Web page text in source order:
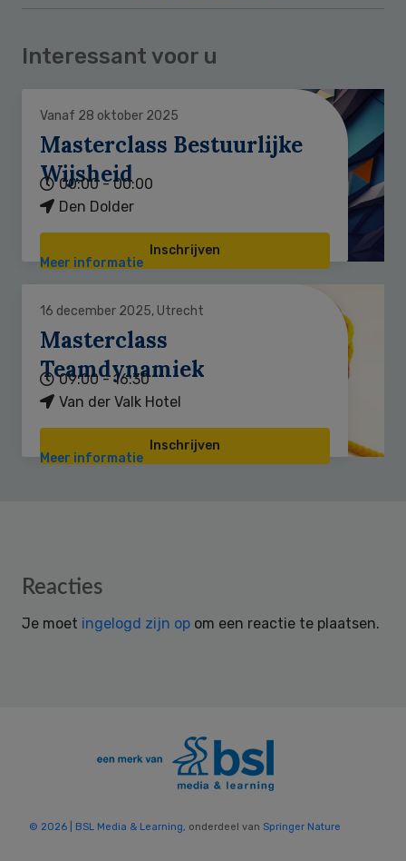
Interessant voor u
Vanaf 28 oktober 2025
Masterclass Bestuurlijke
Wijsheid
00:00 - 00:00
Den Dolder
Inschrijven
Meer informatie
16 december 2025, Utrecht
Masterclass
Teamdynamiek
09:00 - 16:30
Van der Valk Hotel
Inschrijven
Meer informatie
Reader
Reacties
Je moet ingelogd zijn op om een reactie te plaatsen.
© 2026 | BSL Media & Learning , onderdeel van Springer Nature